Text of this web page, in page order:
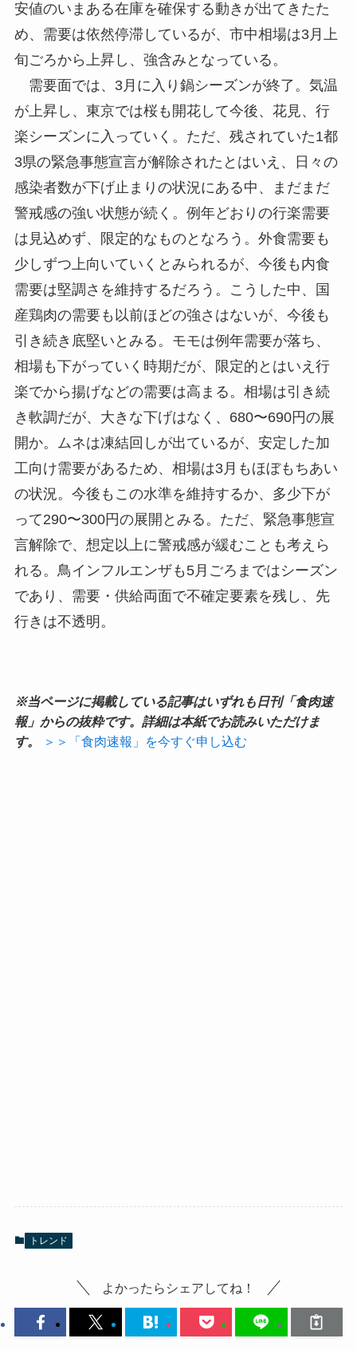
安値のいまある在庫を確保する動きが出てきたた
め、需要は依然停滞しているが、市中相場は3月上
旬ごろから上昇し、強含みとなっている。
需要面では、3月に入り鍋シーズンが終了。気温
が上昇し、東京では桜も開花して今後、花見、行
楽シーズンに入っていく。ただ、残されていた1都
3県の緊急事態宣言が解除されたとはいえ、日々の
感染者数が下げ止まりの状況にある中、まだまだ
警戒感の強い状態が続く。例年どおりの行楽需要
は見込めず、限定的なものとなろう。外食需要も
少しずつ上向いていくとみられるが、今後も内食
需要は堅調さを維持するだろう。こうした中、国
産鶏肉の需要も以前ほどの強さはないが、今後も
引き続き底堅いとみる。モモは例年需要が落ち、
相場も下がっていく時期だが、限定的とはいえ行
楽でから揚げなどの需要は高まる。相場は引き続
き軟調だが、大きな下げはなく、680〜690円の展
開か。ムネは凍結回しが出ているが、安定した加
工向け需要があるため、相場は3月もほぼもちあい
の状況。今後もこの水準を維持するか、多少下が
って290〜300円の展開とみる。ただ、緊急事態宣
言解除で、想定以上に警戒感が緩むことも考えら
れる。鳥インフルエンザも5月ごろまではシーズン
であり、需要・供給両面で不確定要素を残し、先
行きは不透明。
※当ページに掲載している記事はいずれも日刊「食肉速
報」からの抜粋です。詳細は本紙でお読みいただけま
す。
＞＞「食肉速報」を今すぐ申し込む
トレンド
よかったらシェアしてね！